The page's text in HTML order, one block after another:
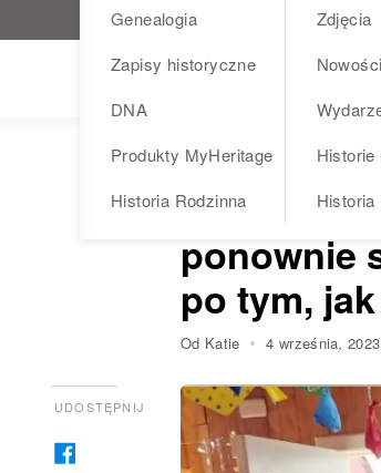
Odwiedź MyHeritage.pl
Blog
Genealogia
Zapisy historyczne
DNA
Produkty MyHeritage
Historia Rodzinna
Zdjęcia
Historia
DNA HISTORIA
Chilijsko-
ponownie
po tym,
Od Katie 4 września, 2023
UDOSTĘPNIJ